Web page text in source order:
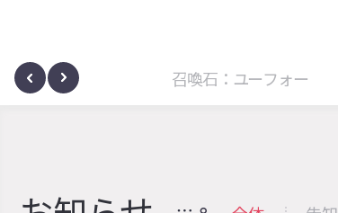
サノヴァ 召喚石：ユーフォー